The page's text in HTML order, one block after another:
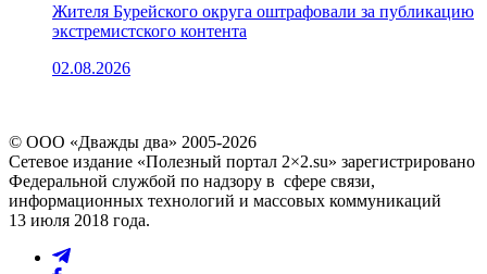
Жителя Бурейского округа оштрафовали за публикацию
экстремистского контента
02.08.2026
© ООО «Дважды два» 2005-2026
Сетевое издание «Полезный портал 2×2.su» зарегистрировано
Федеральной службой по надзору в сфере связи,
информационных технологий и массовых коммуникаций
13 июля 2018 года.